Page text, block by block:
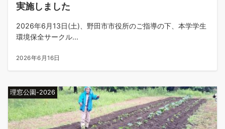
実施しました
2026年6月13日(土)、野田市市役所のご指導の下、本学学生
環境保全サークル...
2026年6月16日
理窓公園-2026